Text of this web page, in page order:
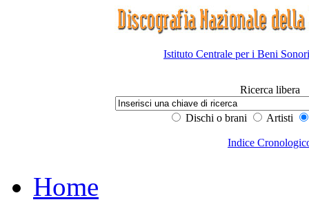
Istituto Centrale per i Beni
Ricerca libera
Dischi o brani Artisti
Indice
Home